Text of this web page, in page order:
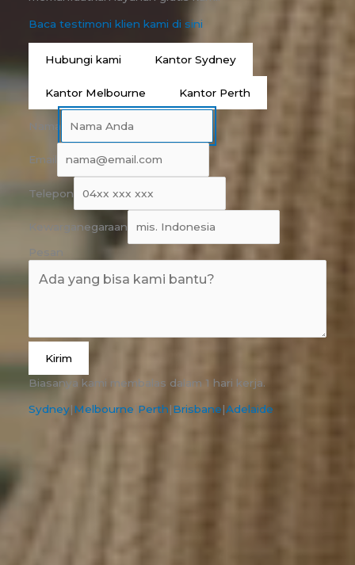
Baca testimoni klien kami di sini
Hubungi kami Kantor Sydney
Kantor Melbourne Kantor Perth
Nama
Email
Telepon
Kewarganegaraan
Kirim
Biasanya kami membalas dalam 1 hari kerja.
Sydney|Melbourne|Perth|Brisbane|Adelaide